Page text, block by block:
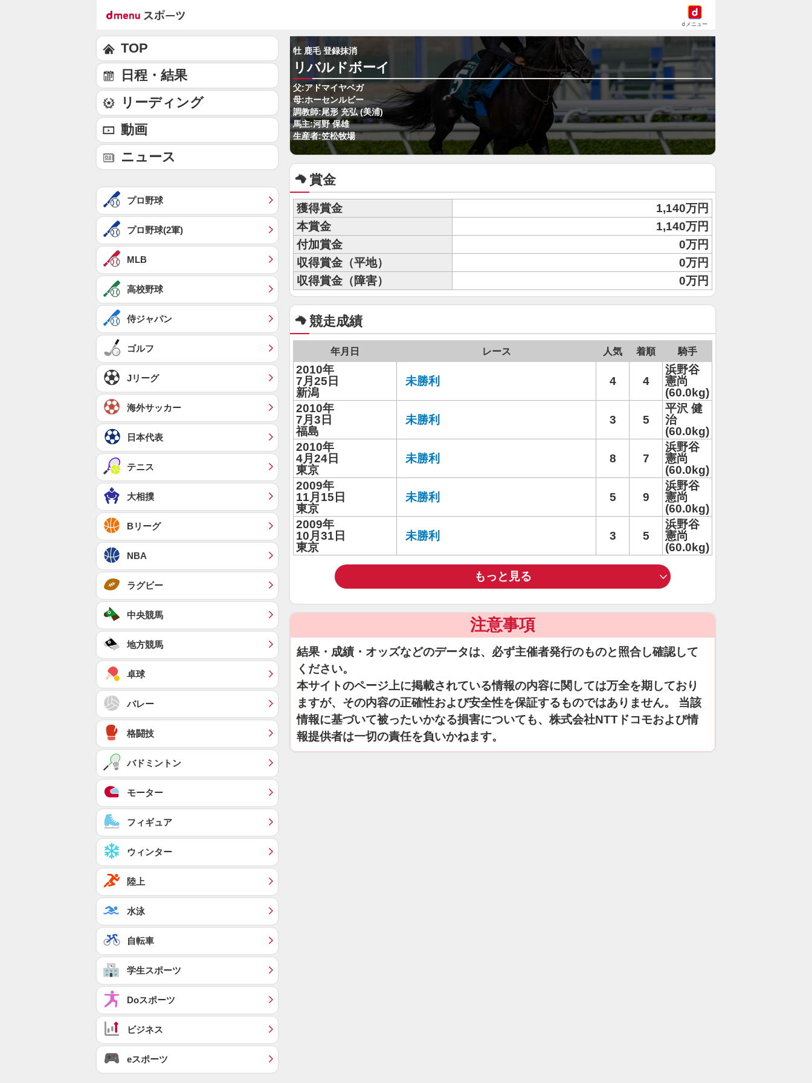
dメニュー
牡 鹿毛 登録抹消
リバルドボーイ
父:アドマイヤベガ
母:ホーセンルビー
調教師:尾形 充弘 (美浦)
馬主:河野 保雄
生産者:笠松牧場
賞金
獲得賞金
1,140万円
本賞金
1,140万円
付加賞金
0万円
収得賞金（平地）
0万円
収得賞金（障害）
0万円
競走成績
年月日 レース 人気 着順 騎手
2010年
7月25日
新潟
未勝利 4 4
浜野谷
憲尚
(60.0kg)
2010年
7月3日
福島
未勝利 3 5
平沢 健
治
(60.0kg)
2010年
4月24日
東京
未勝利 8 7
浜野谷
憲尚
(60.0kg)
2009年
11月15日
東京
未勝利 5 9
浜野谷
憲尚
(60.0kg)
2009年
10月31日
東京
未勝利 3 5
浜野谷
憲尚
(60.0kg)
もっと見る
注意事項
結果・成績・オッズなどのデータは、必ず主催者発行のものと照合し確認して
ください。
本サイトのページ上に掲載されている情報の内容に関しては万全を期しており
ますが、その内容の正確性および安全性を保証するものではありません。 当該
情報に基づいて被ったいかなる損害についても、株式会社NTTドコモおよび情
報提供者は一切の責任を負いかねます。
TOP
日程・結果
リーディング
動画
ニュース
プロ野球
プロ野球(2軍)
MLB
高校野球
侍ジャパン
ゴルフ
Jリーグ
海外サッカー
日本代表
テニス
大相撲
Bリーグ
NBA
ラグビー
中央競馬
地方競馬
卓球
バレー
格闘技
バドミントン
モーター
フィギュア
ウィンター
陸上
水泳
自転車
学生スポーツ
Doスポーツ
ビジネス
eスポーツ